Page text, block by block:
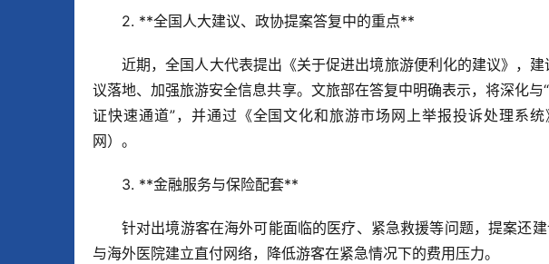
2. **全国人大建议、政协提案答复中的重点**
近期，全国人大代表提出《关于促进出境旅游便利化的建议》，
议落地、加强旅游安全信息共享。文旅部在答复中明确表示，将深化
证快速通道”，并通过《全国文化和旅游市场网上举报投诉处理系
网）。
3. **金融服务与保险配套**
针对出境游客在海外可能面临的医疗、紧急救援等问题，提案还
与海外医院建立直付网络，降低游客在紧急情况下的费用压力。